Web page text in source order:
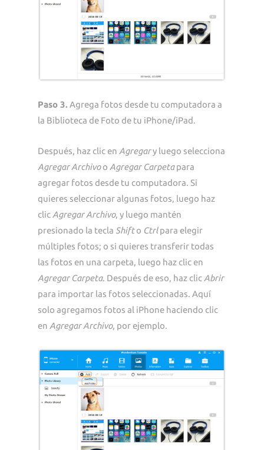
Paso 3. Agrega fotos desde tu computadora a
la Biblioteca de Foto de tu iPhone/iPad.
Después, haz clic en Agregary luego selecciona
Agregar Archivoo Agregar Carpetapara
agregar fotos desde tu computadora. Si
quieres seleccionar algunas fotos, luego haz
clic Agregar Archivo, y luego mantén
presionado la tecla Shifto Ctrlpara elegir
múltiples fotos; o si quieres transferir todas
las fotos en una carpeta, luego haz clic en
Agregar Carpeta. Después de eso, haz clic Abrir
para importar las fotos seleccionadas. Aquí
solo agregamos fotos al iPhone haciendo clic
en Agregar Archivo, por ejemplo.